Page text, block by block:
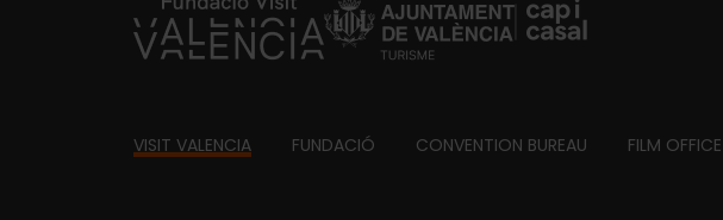
https://fundacion.visitvalencia.com/
Footer
VISIT VALENCIA FUNDACIÓ CONVENTION BUREAU FILM OFFICE